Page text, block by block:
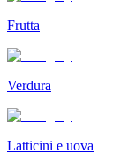
Frutta
Verdura
Latticini e uova